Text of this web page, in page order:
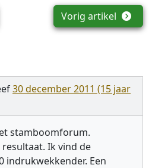
Vorig artikel
30 december 2011 (15 jaar
stamboomforum.
Ik vind de
indrukwekkender. Een